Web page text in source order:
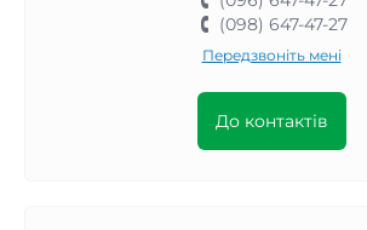
(098) 647-47-27
Передзвоніть мені
До контактів